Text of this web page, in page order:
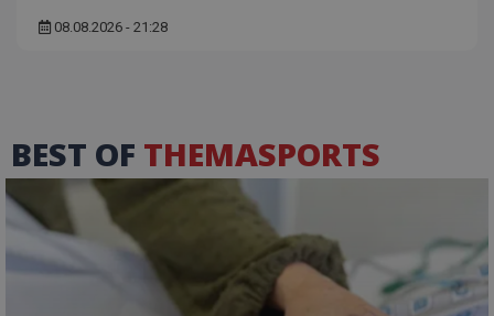
08.08.2026 - 21:28
BEST OF THEMASPORTS